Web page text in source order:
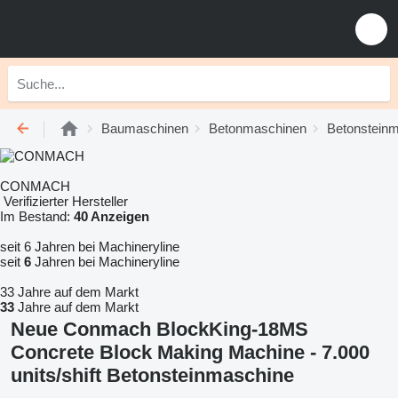
Baumaschinen Betonmaschinen
CONMACH
Verifizierter Hersteller
Im Bestand: 40 Anzeigen
seit 6 Jahren bei Machineryline
seit 6 Jahren bei Machineryline
33 Jahre auf dem Markt
33 Jahre auf dem Markt
Neue Conmach BlockKing-18MS
Concrete Block Making Machine - 7.000
units/shift Betonsteinmaschine